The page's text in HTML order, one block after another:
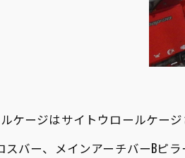
ケージはサイトウロールケージ
バー、メインアーチバーBピラ